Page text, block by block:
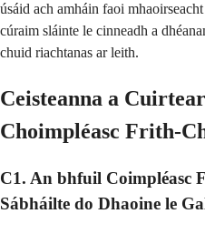
úsáid ach amháin faoi
cúraim sláinte le cinneadh a
chuid riachtanas ar leith.
Ceisteanna a
Choimpléasc Frith-
C1. An bhfuil Coimpléasc
Sábháilte do Dhaoine le